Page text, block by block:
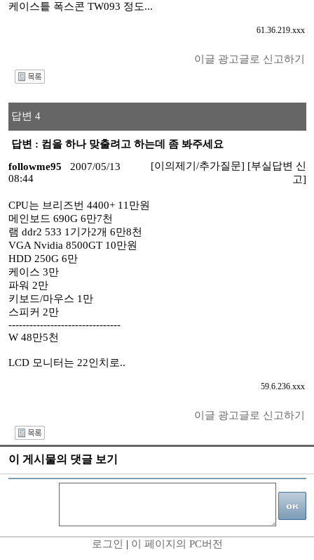
케이스틑 폭스콘 TW093 정도...
61.36.219.xxx
이글 광고글로 신고하기
답변 4
답변 : 컴을 하나 맞출려고 하는데 좀 봐주세요
followme95
2007/05/13
08:44
[이의제기/추가질문] [부실답변 신
고]
CPU는 브리즈번 4400+ 11만원
메인보드 690G 6만7천
램 ddr2 533 1기가2개 6만8천
VGA Nvidia 8500GT 10만원
HDD 250G 6만
케이스 3만
파워 2만
키보드/마우스 1만
스피커 2만
--------------------------------
W 48만5천
LCD 모니터는 22인치로..
59.6.236.xxx
이글 광고글로 신고하기
이 게시물의 댓글 보기
로그인 | 이 페이지의 PC버전